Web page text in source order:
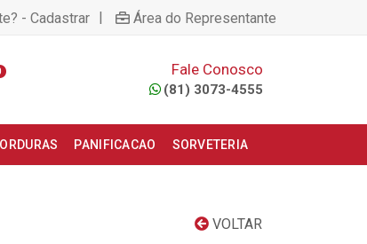
- Cadastrar | Área do Representante
Fale Conosco
(81) 3073-4555
PANIFICACAO SORVETERIA
VOLTAR